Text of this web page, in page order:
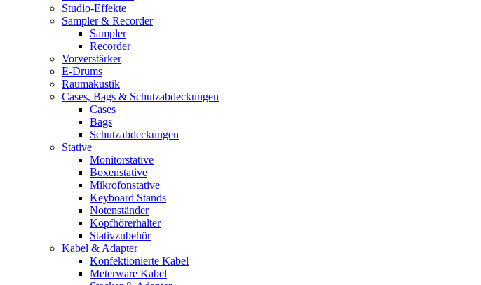
Studio-Effekte
Sampler & Recorder
Sampler
Recorder
Vorverstärker
E-Drums
Raumakustik
Cases, Bags & Schutzabdeckungen
Cases
Bags
Schutzabdeckungen
Stative
Monitorstative
Boxenstative
Mikrofonstative
Keyboard Stands
Notenständer
Kopfhörerhalter
Stativzubehör
Kabel & Adapter
Konfektionierte Kabel
Meterware Kabel